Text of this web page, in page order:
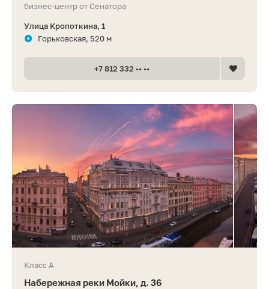
бизнес-центр от Сенатора
Улица Кропоткина, 1
Горьковская, 520 м
+7 812 332 •• ••
Класс A
Набережная реки Мойки, д. 36